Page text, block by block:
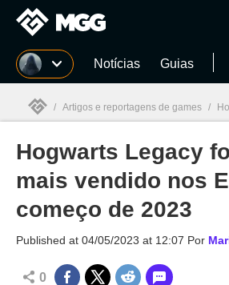
Millenium Notícias Guias
Millenium
/ Artigos e reportagens de games /
Hogwarts Legacy
mais vendido nos
começo de 2023
Published at 04/05/2023 at 12:07 Por
0